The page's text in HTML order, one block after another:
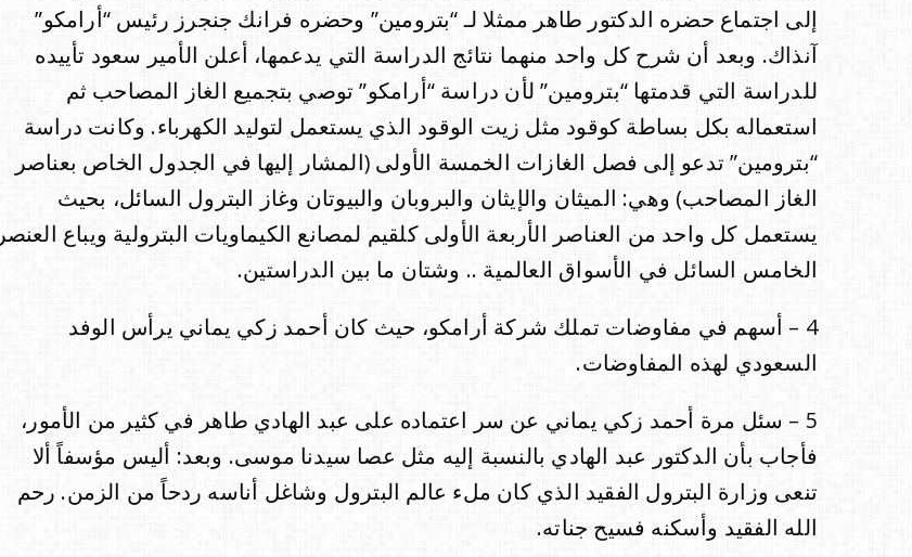
إلى اجتماع حضره الدكتور طاهر ممثلا لـ “بترومين” وحضره فرانك جنجرز رئيس “أرامكو”
آنذاك. وبعد أن شرح كل واحد منهما نتائج الدراسة التي يدعمها، أعلن الأمير سعود تأييده
للدراسة التي قدمتها “بترومين” لأن دراسة “أرامكو” توصي بتجميع الغاز المصاحب ثم
استعماله بكل بساطة كوقود مثل زيت الوقود الذي يستعمل لتوليد الكهرباء. وكانت دراسة
“بترومين” تدعو إلى فصل الغازات الخمسة الأولى (المشار إليها في الجدول الخاص بعناصر
الغاز المصاحب) وهي: الميثان والإيثان والبروبان والبيوتان وغاز البترول السائل، بحيث
يستعمل كل واحد من العناصر الأربعة الأولى كلقيم لمصانع الكيماويات البترولية ويباع العنصر
الخامس السائل في الأسواق العالمية .. وشتان ما بين الدراستين.
4 – أسهم في مفاوضات تملك شركة أرامكو، حيث كان أحمد زكي يماني يرأس الوفد
السعودي لهذه المفاوضات.
5 – سئل مرة أحمد زكي يماني عن سر اعتماده على عبد الهادي طاهر في كثير من الأمور،
فأجاب بأن الدكتور عبد الهادي بالنسبة إليه مثل عصا سيدنا موسى. وبعد: أليس مؤسفاً ألا
تنعى وزارة البترول الفقيد الذي كان ملء عالم البترول وشاغل أناسه ردحاً من الزمن. رحم
الله الفقيد وأسكنه فسيح جناته.